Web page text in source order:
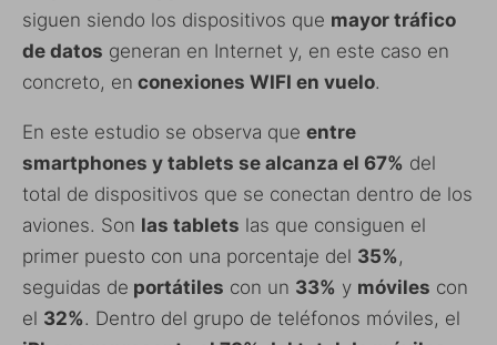
siguen siendo los dispositivos que mayor tráfico
de datos generan en Internet y, en este caso en
concreto, en conexiones WIFI en vuelo.
En este estudio se observa que entre
smartphones y tablets se alcanza el 67% del
total de dispositivos que se conectan dentro de los
aviones. Son las tablets las que consiguen el
primer puesto con una porcentaje del 35%,
seguidas de portátiles con un 33% y móviles con
el 32%. Dentro del grupo de teléfonos móviles, el